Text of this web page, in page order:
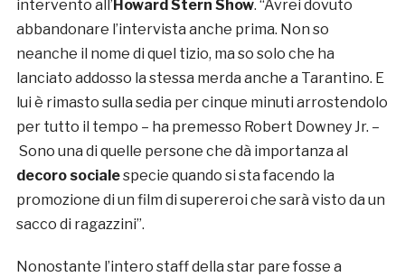
intervento all’ Howard Stern Show. “Avrei dovuto
abbandonare l’intervista anche prima. Non so
neanche il nome di quel tizio, ma so solo che ha
lanciato addosso la stessa merda anche a Tarantino. E
lui è rimasto sulla sedia per cinque minuti arrostendolo
per tutto il tempo – ha premesso Robert Downey Jr. –
Sono una di quelle persone che dà importanza al
decoro socialespecie quando si sta facendo la
promozione di un film di supereroi che sarà visto da un
sacco di ragazzini”.
Nonostante l’intero staff della star pare fosse a